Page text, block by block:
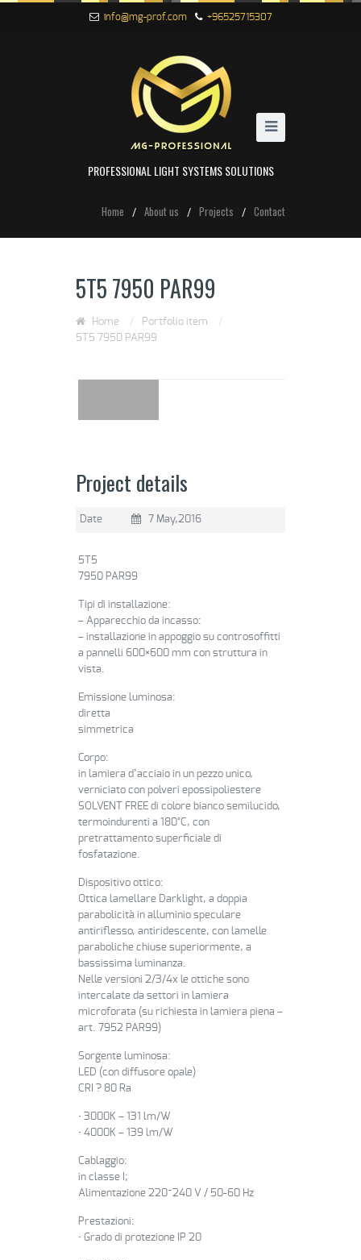
info@mg-prof.com +96525715307
PROFESSIONAL LIGHT SYSTEMS SOLUTIONS
Home About us Projects Contact
5T5 7950 PAR99
Home / Portfolio item
/
5T5 7950 PAR99
Project details
Date 7 May,2016
5T5
7950 PAR99
Tipi di installazione:
– Apparecchio da incasso:
– installazione in appoggio su controsoffitti
a pannelli 600×600 mm con struttura in
vista.
Emissione luminosa:
diretta
simmetrica
Corpo:
in lamiera d’acciaio in un pezzo unico,
verniciato con polveri epossipoliestere
SOLVENT FREE di colore bianco semilucido,
termoindurenti a 180°C, con
pretrattamento superficiale di
fosfatazione.
Dispositivo ottico:
Ottica lamellare Darklight, a doppia
parabolicità in alluminio speculare
antiriflesso, antiridescente, con lamelle
paraboliche chiuse superiormente, a
bassissima luminanza.
Nelle versioni 2/3/4x le ottiche sono
intercalate da settori in lamiera
microforata (su richiesta in lamiera piena –
art. 7952 PAR99)
Sorgente luminosa:
LED (con diffusore opale)
CRI ? 80 Ra
• 3000K – 131 lm/W
• 4000K – 139 lm/W
Cablaggio:
in classe I;
Alimentazione 220~240 V / 50-60 Hz
Prestazioni:
• Grado di protezione IP 20